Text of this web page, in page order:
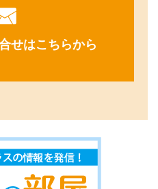
せはこちらから